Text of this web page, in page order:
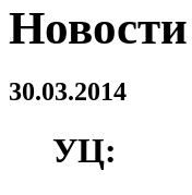
30.03.2014
УЦ: